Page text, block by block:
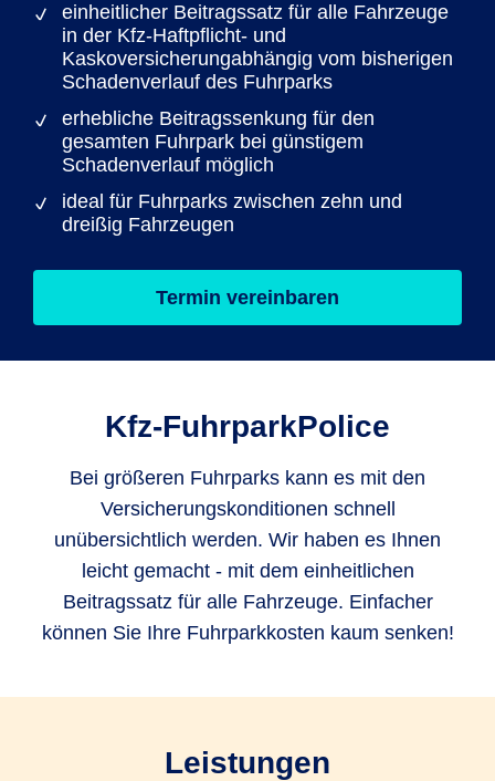
einheitlicher Beitragssatz für alle Fahrzeuge
in der Kfz-Haftpflicht- und
Kaskoversicherungabhängig vom bisherigen
Schadenverlauf des Fuhrparks
erhebliche Beitragssenkung für den
gesamten Fuhrpark bei günstigem
Schadenverlauf möglich
ideal für Fuhrparks zwischen zehn und
dreißig Fahrzeugen
Termin vereinbaren
Kfz-FuhrparkPolice
Bei größeren Fuhrparks kann es mit den
Versicherungskonditionen schnell
unübersichtlich werden. Wir haben es Ihnen
leicht gemacht - mit dem einheitlichen
Beitragssatz für alle Fahrzeuge. Einfacher
können Sie Ihre Fuhrparkkosten kaum senken!
Leistungen